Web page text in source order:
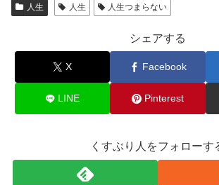
人生 人生 人生つまらない
シェアする
X Facebook
LINE Pinterest
くすぶり人をフォローす